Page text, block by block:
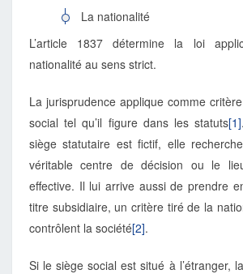
La nationalité
L’article 1837 détermine la loi
nationalité au sens strict.
La jurisprudence applique comme
social tel qu’il figure dans les statuts[1]
siège statutaire est fictif, elle
véritable centre de décision ou le
effective. Il lui arrive aussi de prendre
titre subsidiaire, un critère tiré de la
contrôlent la société[2].
Si le siège social est situé à l’étranger,